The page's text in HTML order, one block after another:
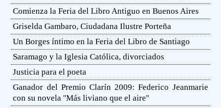
Comienza la Feria del Libro Antiguo en Buenos Aires
Griselda Gambaro, Ciudadana Ilustre Porteña
Un Borges íntimo en la Feria del Libro de Santiago
Saramago y la Iglesia Católica, divorciados
Justicia para el poeta
Ganador del Premio Clarín 2009: Federico Jeanmarie
con su novela ''Más liviano que el aire''